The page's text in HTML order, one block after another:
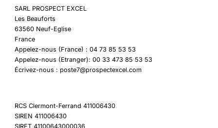
SARL PROSPECT EXCEL
Les Beauforts
63560 Neuf-Eglise
France
Appelez-nous (France) : 04 73 85 53 53
Appelez-nous (Etranger): 00 33 473 85 53 53
Écrivez-nous : poste7@prospectexcel.com
RCS Clermont-Ferrand 411006430
SIREN 411006430
SIRET 41100643000036